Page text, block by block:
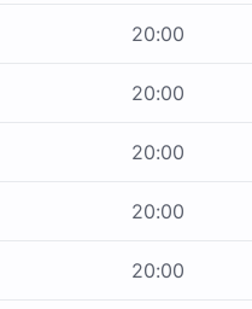
20:00
20:00
20:00
20:00
20:00